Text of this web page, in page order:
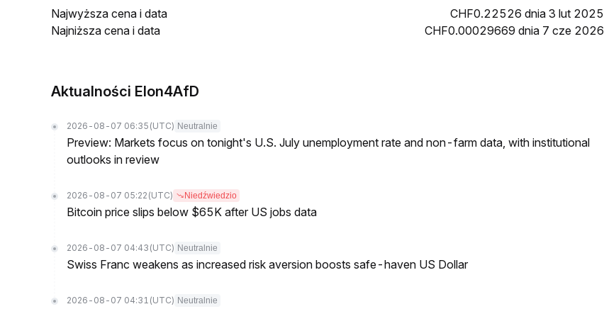
Najwyższa cena i data
CHF0.22526 dnia 3 lut 2025
Najniższa cena i data
CHF0.00029669 dnia 7 cze 2026
Aktualności Elon4AfD
2026-08-07 06:35 (UTC) Neutralnie
Preview: Markets focus on tonight's U.S. July unemployment rate and non-farm data, with institutional
outlooks in review
2026-08-07 05:22 (UTC) Niedźwiedzio
Bitcoin price slips below $65K after US jobs data
2026-08-07 04:43 (UTC) Neutralnie
Swiss Franc weakens as increased risk aversion boosts safe-haven US Dollar
2026-08-07 04:31 (UTC) Neutralnie